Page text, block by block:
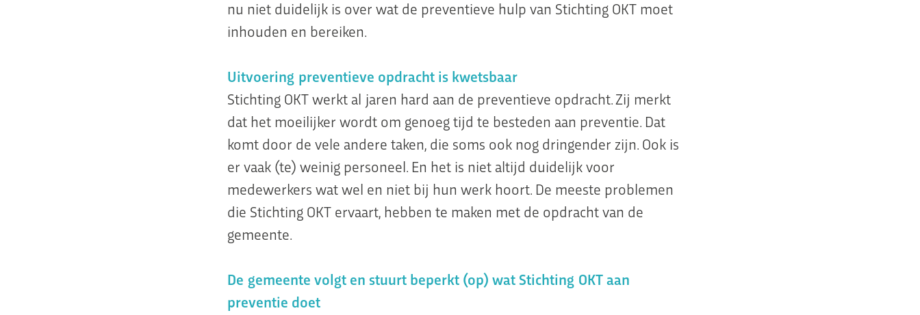
nu niet duidelijk is over wat de preventieve hulp van Stichting OKT moet
inhouden en bereiken.
Uitvoering preventieve opdracht is kwetsbaar
Stichting OKT werkt al jaren hard aan de preventieve opdracht. Zij merkt
dat het moeilijker wordt om genoeg tijd te besteden aan preventie. Dat
komt door de vele andere taken, die soms ook nog dringender zijn. Ook is
er vaak (te) weinig personeel. En het is niet altijd duidelijk voor
medewerkers wat wel en niet bij hun werk hoort. De meeste problemen
die Stichting OKT ervaart, hebben te maken met de opdracht van de
gemeente.
De gemeente volgt en stuurt beperkt (op) wat Stichting OKT aan
preventie doet